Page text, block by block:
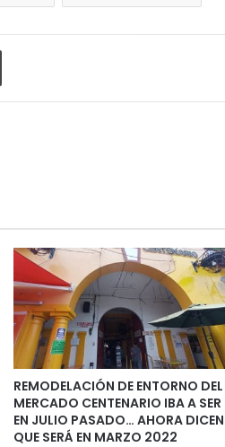
Imprimir
REMODELACIÓN DE ENTORNO DEL
MERCADO CENTENARIO IBA A SER
EN JULIO PASADO… AHORA DICEN
QUE SERÁ EN MARZO 2022